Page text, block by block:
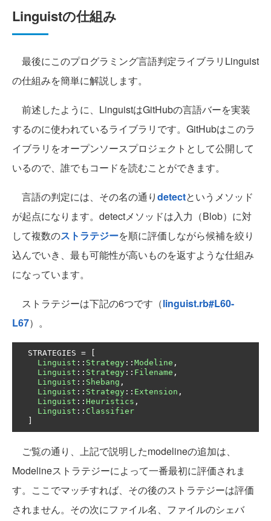
Linguistの仕組み
最後にこのプログラミング言語判定ライブラリLinguist
の仕組みを簡単に解説します。
前述したように、LinguistはGitHubの言語バーを実装
するのに使われているライブラリです。GitHubはこのラ
イブラリをオープンソースプロジェクトとして公開して
いるので、誰でもコードを読むことができます。
言語の判定には、その名の通りdetectというメソッド
が起点になります。detectメソッドは入力（Blob）に対
して複数のストラテジーを順に評価しながら候補を絞り
込んでいき、最も可能性が高いものを返すような仕組み
になっています。
ストラテジーは下記の6つです（linguist.rb#L60-
L67）。
  STRATEGIES
=
Linguist :: Strategy :: Modeline ,
Linguist :: Strategy :: Filename ,
Linguist :: Shebang ,
Linguist :: Strategy :: Extension ,
Linguist :: Heuristics ,
Linguist :: Classifier
ご覧の通り、上記で説明したmodelineの追加は、
Modelineストラテジーによって一番最初に評価されま
す。ここでマッチすれば、その後のストラテジーは評価
されません。その次にファイル名、ファイルのシェバ